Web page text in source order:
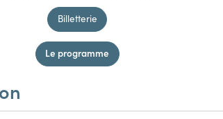
Billetterie
Le programme